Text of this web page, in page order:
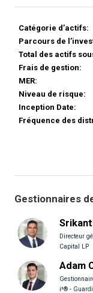
Catégorie d’actifs:
Parcours de
Total des actifs
Frais de gestion:
MER:
Niveau de risque:
Inception Date:
Fréquence des
Gestionnaires
Directeur
Capital LP
Adam
i³® -